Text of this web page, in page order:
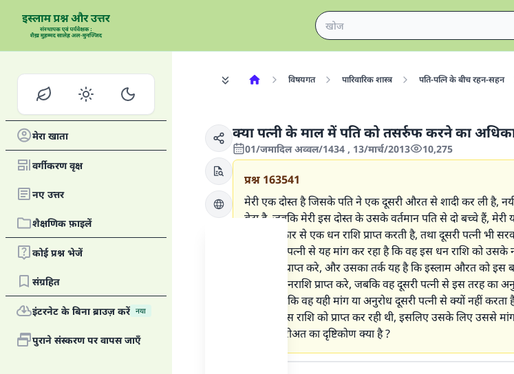
मेरा खाता
वर्गीकरण वृक्ष
नए उत्तर
शैक्षणिक फ़ाइलें
कोई प्रश्न भेजें
संग्रहित
इंटरनेट के बिना ब्राउज़ करें नया
पुराने संस्करण पर वापस जाएँ
विषयगत पारिवारिक शास्त्र पति-पत्नि के बीच रहन-सहन
क्या पत्नी के माल में पति को तसर्रुफ करने का
01/जमादिल अव्वल/1434 , 13/मार्च/2013 10,275
प्रश्न 163541
मेरी एक दोस्त है जिसके पति ने एक दूसरी औरत से शादी कर ली है,
बेटा है, जबकि मेरी इस दोस्त के उसके वर्तमान पति से दो बच्चे हैं, मेरी
महीने सरकार से एक धन राशि प्राप्त करती है, तथा दूसरी पत्नी भी
पति पहली पत्नी से यह मांग कर रहा है कि वह इस धन राशि को उसके
महीने उसे प्राप्त करे, और उसका तर्क यह है कि इस्लाम औरत को इस
सकार से धनराशि प्राप्त करे, जबकि वह दूसरी पत्नी से इस तरह का
उससे पूछा कि वह यही मांग या अनुरोध दूसरी पत्नी से क्यों नहीं
से पूर्व ही इस राशि को प्राप्त कर रही थी, इसलिए उसके लिए उससे
इस्लामी शरीअत का दृष्टिकोण क्या है ?